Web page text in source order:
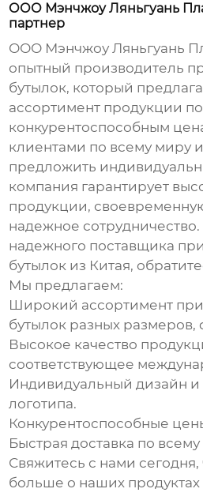
ООО Мэнчжоу Ляньгуань
партнер
ООО Мэнчжоу Ляньгуань
опытный производитель
бутылок, который
ассортимент продукции по
конкурентоспособным
клиентами по всему миру и
предложить
компания гарантирует
продукции,
надежное
надежного поставщика
бутылок из Китая,
Мы предлагаем:
Широкий ассортимент
бутылок разных размеров,
Высокое качество
соответствующее
Индивидуальный дизайн и
логотипа.
Конкурентоспособные
Быстрая доставка по
Свяжитесь с нами сегодня,
больше о наших продуктах